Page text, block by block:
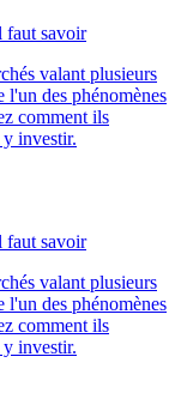
faut savoir
valant plusieurs
l'un des phénomènes
comment ils
investir.
faut savoir
valant plusieurs
l'un des phénomènes
comment ils
investir.